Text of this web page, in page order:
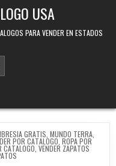
USA
PARA VENDER EN ESTADOS
GRATIS MUNDO TERRA
POR CATALOGO ROPA POR
CATALOGO VENDER ZAPATOS